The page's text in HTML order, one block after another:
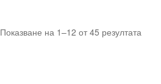
Показване на 1–12 от 45 резултатаSorted